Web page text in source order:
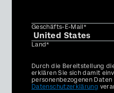
Geschäfts-E-Mail*
Land*
Privacy
Optin
Durch die Bereitstellung
erklären Sie sich damit
personenbezogenen
Datenschutzerklärung